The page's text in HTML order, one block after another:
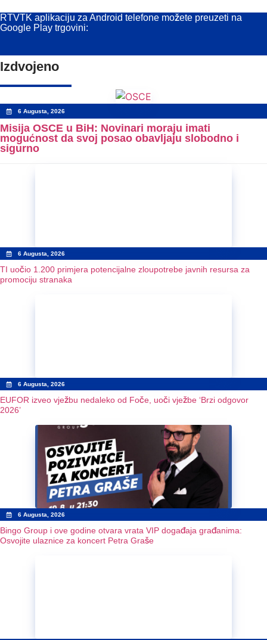
RTVTK aplikaciju za Android telefone možete preuzeti na
Google Play trgovini:
Izdvojeno
6 Augusta, 2026
Misija OSCE u BiH: Novinari moraju imati
mogućnost da svoj posao obavljaju slobodno i
sigurno
6 Augusta, 2026
TI uočio 1.200 primjera potencijalne zloupotrebe javnih resursa za
promociju stranaka
6 Augusta, 2026
EUFOR izveo vježbu nedaleko od Foče, uoči vježbe ‘Brzi odgovor
2026’
6 Augusta, 2026
Bingo Group i ove godine otvara vrata VIP događaja građanima:
Osvojite ulaznice za koncert Petra Graše